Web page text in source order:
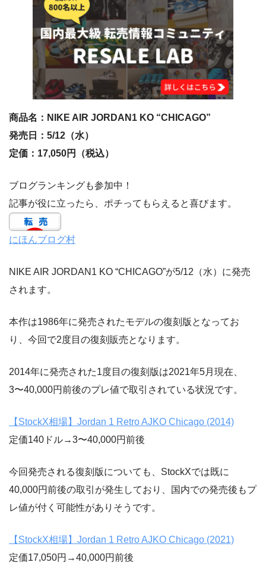
商品名：NIKE AIR JORDAN1 KO “CHICAGO”
発売日：5/12（水）
定価：17,050円（税込）
ブログランキングも参加中！
記事が役に立ったら、ポチってもらえると喜びます。
にほんブログ村
NIKE AIR JORDAN1 KO “CHICAGO”が5/12（水）に発売
されます。
本作は1986年に発売されたモデルの復刻版となってお
り、今回で2度目の復刻販売となります。
2014年に発売された1度目の復刻版は2021年5月現在、
3〜40,000円前後のプレ値で取引されている状況です。
【StockX相場】Jordan 1 Retro AJKO Chicago (2014)
定価140ドル→3〜40,000円前後
今回発売される復刻版についても、StockXでは既に
40,000円前後の取引が発生しており、国内での発売後もプ
レ値が付く可能性がありそうです。
【StockX相場】Jordan 1 Retro AJKO Chicago (2021)
定価17,050円→40,000円前後